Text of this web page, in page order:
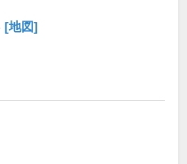
[地図]